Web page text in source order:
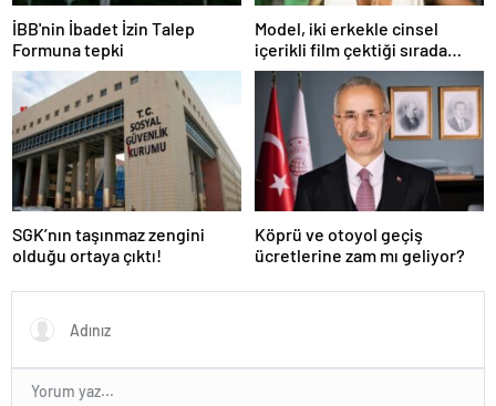
İBB'nin İbadet İzin Talep
Formuna tepki
Model, iki erkekle cinsel
içerikli film çektiği sırada
balkondan düşerek hayatını
kaybetti
SGK’nın taşınmaz zengini
olduğu ortaya çıktı!
Köprü ve otoyol geçiş
ücretlerine zam mı geliyor?